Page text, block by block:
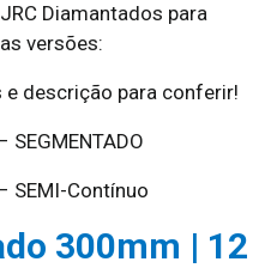
Diamantados para
versões:
e descrição para conferir!
SEMI-Contínuo
300mm | 12